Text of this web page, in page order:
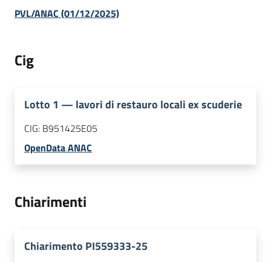
PVL/ANAC (01/12/2025)
Cig
Lotto 1 — lavori di restauro locali ex scuderie
CIG: B951425E05
OpenData ANAC
Chiarimenti
Chiarimento PI559333-25